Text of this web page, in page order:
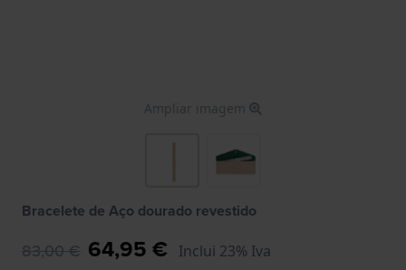
Ampliar imagem
Bracelete de Aço dourado revestido
83,00 € 64,95 € Inclui 23% Iva